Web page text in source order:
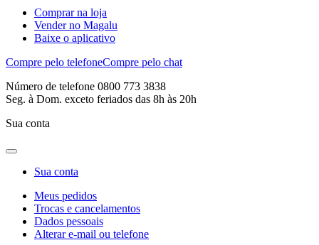
Comprar na loja
Vender no Magalu
Baixe o aplicativo
Compre pelo telefoneCompre pelo chat
Número de telefone 0800 773 3838
Seg. à Dom. exceto feriados das 8h às 20h
Sua conta
Sua conta
Meus pedidos
Trocas e cancelamentos
Dados pessoais
Alterar e-mail ou telefone